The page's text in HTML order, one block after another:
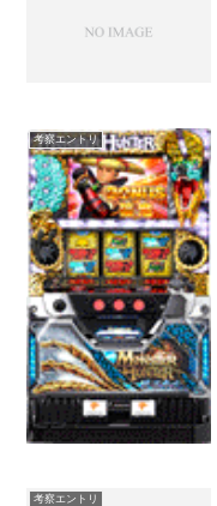
考察エントリ
考察エントリ